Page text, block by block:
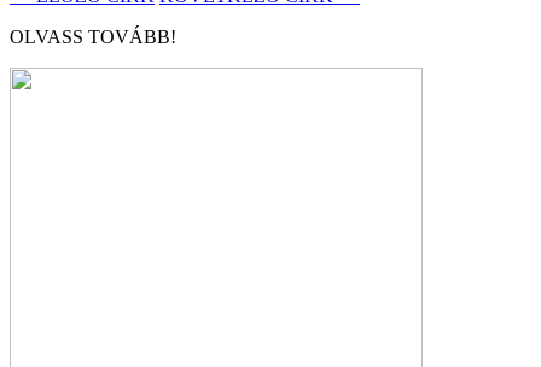
OLVASS TOVÁBB!